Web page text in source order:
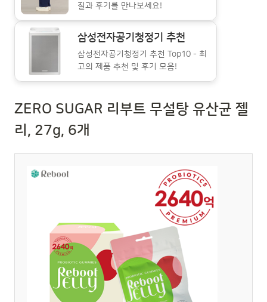
질과 후기를 만나보세요!
삼성전자공기청정기 추천
삼성전자공기청정기 추천 Top10 - 최
고의 제품 추천 및 후기 모음!
ZERO SUGAR 리부트 무설탕 유산균 젤
리, 27g, 6개